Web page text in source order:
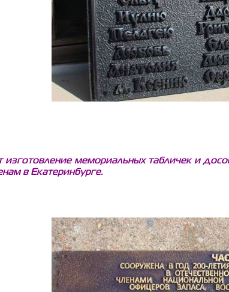
мемориальных табличек и
в Екатеринбурге.